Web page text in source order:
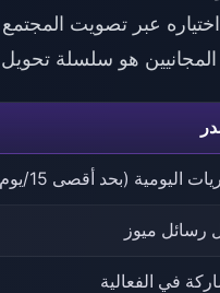
عبر تصويت
المجانيين هو سلسلة
اليومية (بحد أقصى 15/يوم)
رسائل ميوز
في الفعالية